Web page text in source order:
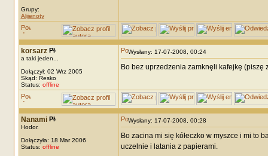
Grupy:
Alijenoty
korsarz
a taki jeden...
Dołączył: 02 Wrz 2005
Skąd: Resko
Status: offline
Wysłany: 17-07-2008, 00:24
Bo bez uprzedzenia zamknęli kafejkę (piszę
Nanami
Hodor.
Dołączyła: 18 Mar 2006
Status: offline
Wysłany: 17-07-2008, 00:28
Bo zacina mi się kółeczko w myszce i mi to
uczelnie i latania z papierami.